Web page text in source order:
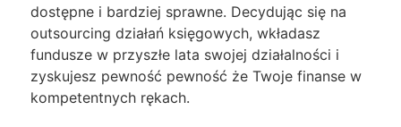
dostępne i bardziej sprawne. Decydując się na
outsourcing działań księgowych, wkładasz
fundusze w przyszłe lata swojej działalności i
zyskujesz pewność pewność że Twoje finanse w
kompetentnych rękach.